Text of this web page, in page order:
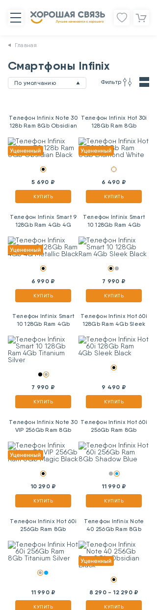
Главная
Смартфоны Infinix
По умолчанию Фильтр
Телефон Infinix Note 30
128b Ram 8Gb Obsidian
5 690 ₽
КУПИТЬ
Телефон Infinix Hot 30i
128Gb Ram 8Gb
6 490 ₽
КУПИТЬ
Телефон Infinix Smart 9
128Gb Ram 4Gb 4G
6 990 ₽
КУПИТЬ
Телефон Infinix Smart
10 128Gb Ram 4Gb
7 990 ₽
КУПИТЬ
Телефон Infinix Smart
10 128Gb Ram 4Gb
7 990 ₽
КУПИТЬ
Телефон Infinix Hot 60i
128Gb Ram 4Gb Sleek
9 490 ₽
КУПИТЬ
Телефон Infinix Note 30
VIP 256Gb Ram 8Gb
10 290 ₽
КУПИТЬ
Телефон Infinix Hot 60i
256Gb Ram 8Gb
11 990 ₽
КУПИТЬ
Телефон Infinix Hot 60i
256Gb Ram 8Gb
11 990 ₽
КУПИТЬ
Телефон Infinix Note
40 256Gb Ram 8Gb
8 290 - 12 290 ₽
КУПИТЬ